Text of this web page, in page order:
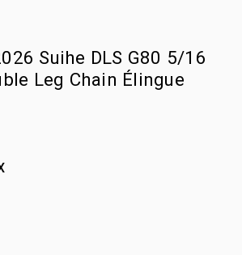
Suihe DLS G80 5/16
Leg Chain Élingue